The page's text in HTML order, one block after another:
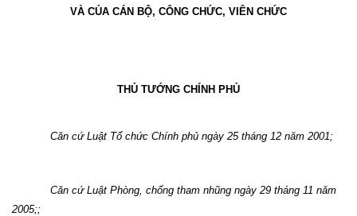
VÀ CỦA CÁN BỘ, CÔNG CHỨC, VIÊN CHỨC
THỦ TƯỚNG CHÍNH PHỦ
Căn cứ Luật Tổ chức Chính phủ ngày 25 tháng 12 năm 2001;
Căn cứ Luật Phòng, chống tham nhũng ngày 29 tháng 11 năm
2005;;